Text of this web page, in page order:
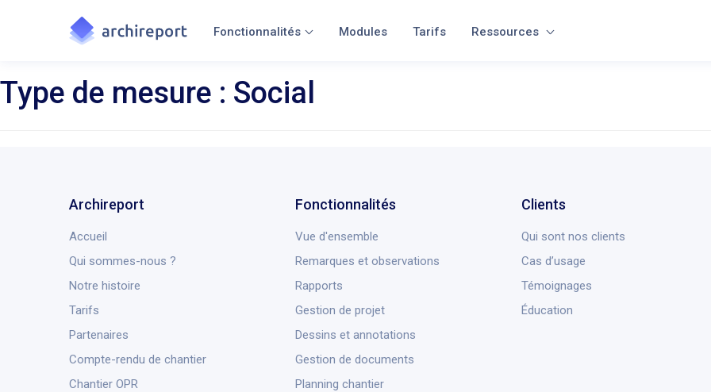
Fonctionnalités Modules Tarifs Ressources
Type de mesure : Social
Archireport
Accueil
Qui sommes-nous ?
Notre histoire
Tarifs
Partenaires
Compte-rendu de chantier
Chantier OPR
Fonctionnalités
Vue d'ensemble
Remarques et observations
Rapports
Gestion de projet
Dessins et annotations
Gestion de documents
Planning chantier
Clients
Qui sont nos clients
Cas d’usage
Témoignages
Éducation